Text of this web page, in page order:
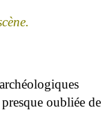
oubliée de